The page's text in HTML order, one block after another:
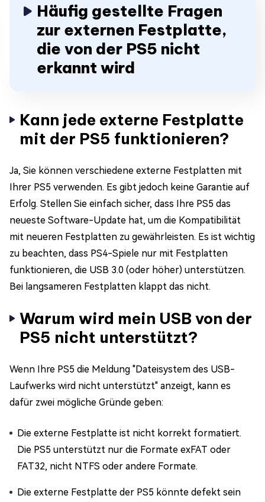
Häufig gestellte Fragen
zur externen Festplatte,
die von der PS5 nicht
erkannt wird
Kann jede externe Festplatte
mit der PS5 funktionieren?
Ja, Sie können verschiedene externe Festplatten mit
Ihrer PS5 verwenden. Es gibt jedoch keine Garantie auf
Erfolg. Stellen Sie einfach sicher, dass Ihre PS5 das
neueste Software-Update hat, um die Kompatibilität
mit neueren Festplatten zu gewährleisten. Es ist wichtig
zu beachten, dass PS4-Spiele nur mit Festplatten
funktionieren, die USB 3.0 (oder höher) unterstützen.
Bei langsameren Festplatten klappt das nicht.
Warum wird mein USB von der
PS5 nicht unterstützt?
Wenn Ihre PS5 die Meldung "Dateisystem des USB-
Laufwerks wird nicht unterstützt" anzeigt, kann es
dafür zwei mögliche Gründe geben:
Die externe Festplatte ist nicht korrekt formatiert.
Die PS5 unterstützt nur die Formate exFAT oder
FAT32, nicht NTFS oder andere Formate.
Die externe Festplatte der PS5 könnte defekt sein